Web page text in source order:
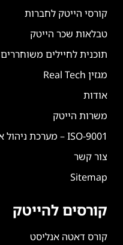
קורסי הייטק לחברות
טבלאות שכר הייטק
תוכנית לחיילים משוחררים
מגזין Real Tech
אודות
משרות הייטק
ISO-9001 – מערכת ניהול איכות
צור קשר
Sitemap
קורסים להייטק
קורס דאטה אנליסט